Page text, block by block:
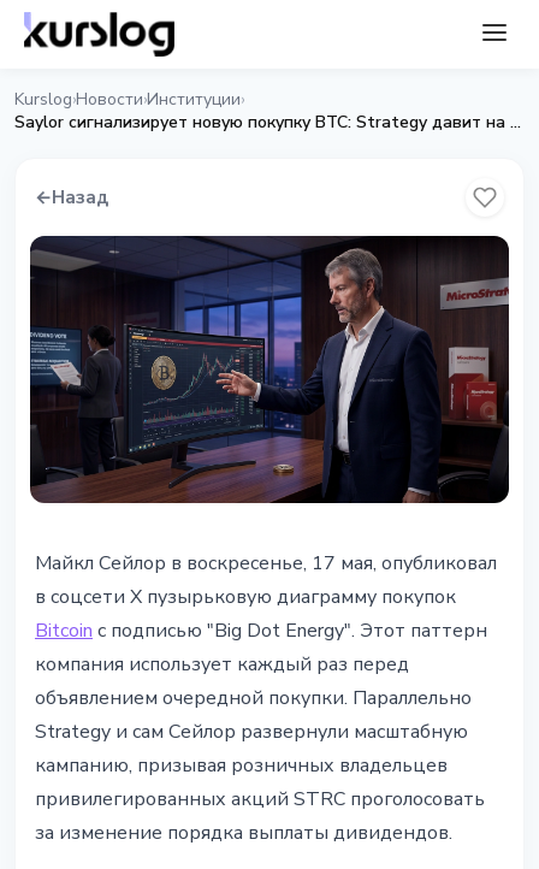
Kurslog›Новости›Институции›
Saylor сигнализирует новую покупку BTC: Strategy давит на розничных владельцев STRC
←Назад
Saylor сигнализирует новую
покупку BTC: Strategy давит на
розничных владельцев STRC
17 мая 2026 г.2 мин чтения
Наталия Дорофеева
Майкл Сейлор в воскресенье, 17 мая, опубликовал
в соцсети X пузырьковую диаграмму покупок
Bitcoin с подписью "Big Dot Energy". Этот паттерн
компания использует каждый раз перед
объявлением очередной покупки. Параллельно
Strategy и сам Сейлор развернули масштабную
кампанию, призывая розничных владельцев
привилегированных акций STRC проголосовать
за изменение порядка выплаты дивидендов.